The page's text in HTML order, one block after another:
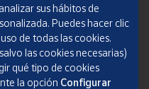
sus hábitos de
Puedes hacer clic
de todas las cookies.
las cookies necesarias)
qué tipo de cookies
la opción Configurar